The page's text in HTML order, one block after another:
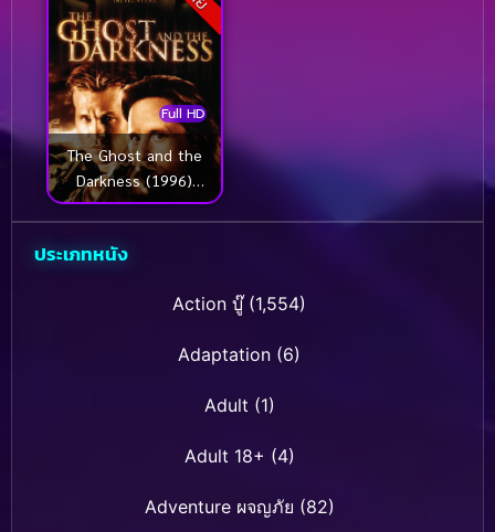
Full HD
The Ghost and the
Darkness (1996)
มัจจุราชมืดโหดมฤตยู
ประเภทหนัง
Action บู๊(1,554)
Adaptation (6)
Adult (1)
Adult 18+ (4)
Adventure ผจญภัย (82)